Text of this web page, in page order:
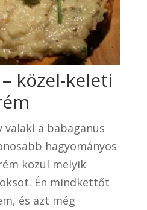
közel-keleti
valaki a babaganus
hagyományos
közül melyik
Én mindkettőt
és azt még